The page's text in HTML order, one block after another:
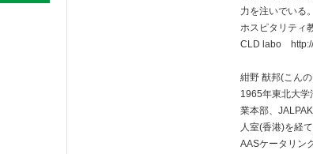
力を注いでいる
ホスピタリティ
CLD labo
紺野 猷邦(こん
1965年東北大学
業本部、
人室(香港)を経
AASケータリン